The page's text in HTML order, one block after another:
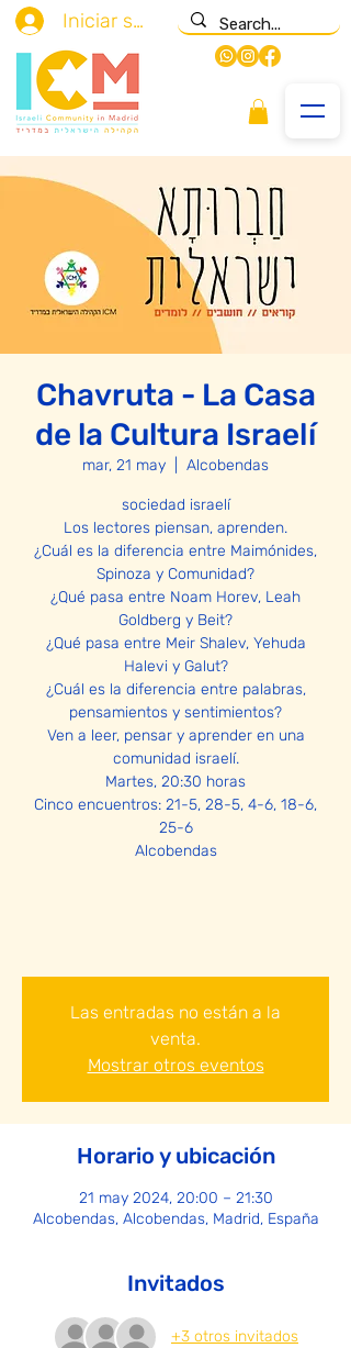
Iniciar sesión
Chavruta - La Casa
de la Cultura Israelí
mar, 21 may Alcobendas
sociedad israelí
Los lectores piensan, aprenden.
¿Cuál es la diferencia entre Maimónides,
Spinoza y Comunidad?
¿Qué pasa entre Noam Horev, Leah
Goldberg y Beit?
¿Qué pasa entre Meir Shalev, Yehuda
Halevi y Galut?
¿Cuál es la diferencia entre palabras,
pensamientos y sentimientos?
Ven a leer, pensar y aprender en una
comunidad israelí.
Martes, 20:30 horas
Cinco encuentros: 21-5, 28-5, 4-6, 18-6,
25-6
Alcobendas
Las entradas no están a la
venta.
Mostrar otros eventos
Horario y ubicación
21 may 2024, 20:00 – 21:30
Alcobendas, Alcobendas, Madrid, España
Invitados
+3 otros invitados